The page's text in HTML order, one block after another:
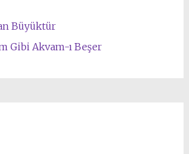
Büyüktür
Gibi Akvam-ı Beşer